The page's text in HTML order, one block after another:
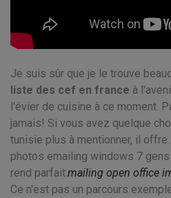
Je suis sûr que je le trouve
liste des cef en france à
l'évier de cuisine à ce moment.
jamais! Si vous avez quelque
tunisie plus à mentionner, il
photos emailing windows 7
rend parfait.mailing open office
Ce n'est pas un parcours